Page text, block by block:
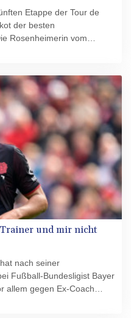
Etappe der Tour de
der besten
Rosenheimerin vom
am Mittwoch nach 140
sich die niederländische
vor der
Reusser (Movistar) und
Kasia Niewiadoma aus
und mir nicht
nach seiner
Fußball-Bundesligist Bayer
allem gegen Ex-Coach
richtig angekommen. In